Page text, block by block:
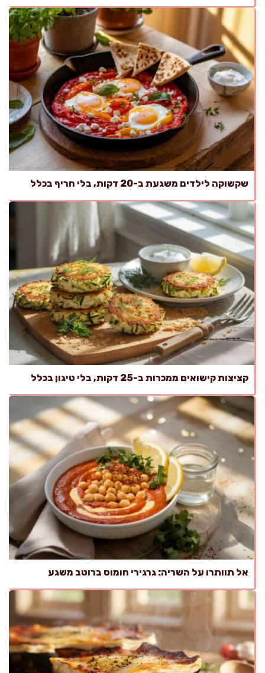
שקשוקה לילדים משגעת ב-20 דקות, בלי חריף בכלל
קציצות קישואים ממכרות ב-25 דקות, בלי טיגון בכלל
אל תוותרו על השריה: גרגירי חומוס ברוטב משגע